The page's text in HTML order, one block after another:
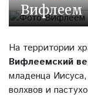
Вифлеем
На территории
Вифлеемский
младенца
волхвов и